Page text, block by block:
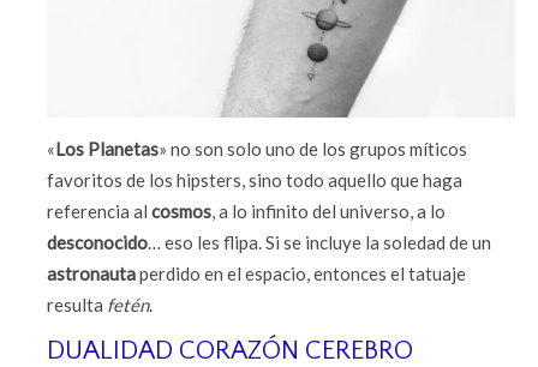
«Los Planetas» no son solo uno de los grupos míticos
favoritos de los hipsters, sino todo aquello que haga
referencia alcosmos, a lo infinito del universo, a lo
desconocido… eso les flipa. Si se incluye la soledad de un
astronautaperdido en el espacio, entonces el tatuaje
resulta fetén.
DUALIDAD CORAZÓN CEREBRO